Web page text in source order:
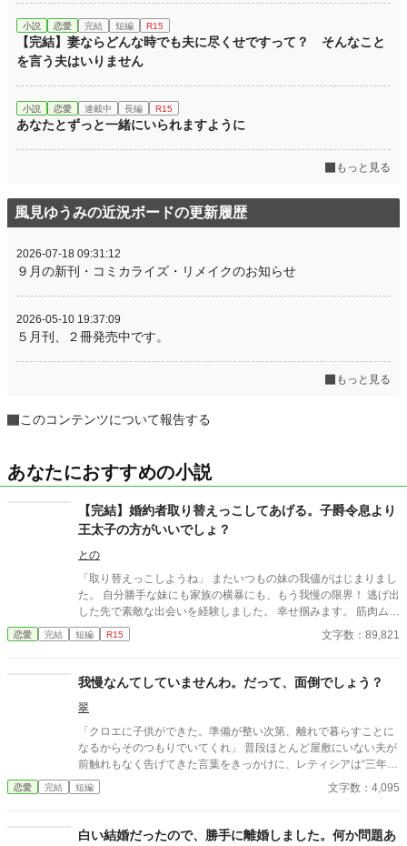
小説 恋愛 完結 短編 R15
【完結】妻ならどんな時でも夫に尽くせですって？ そんなこと
を言う夫はいりません
小説 恋愛 連載中 長編 R15
あなたとずっと一緒にいられますように
もっと見る
風見ゆうみの近況ボードの更新履歴
2026-07-18 09:31:12
９月の新刊・コミカライズ・リメイクのお知らせ
2026-05-10 19:37:09
５月刊、２冊発売中です。
もっと見る
このコンテンツについて報告する
あなたにおすすめの小説
【完結】婚約者取り替えっこしてあげる。子爵令息より
王太子の方がいいでしょ？
との
「取り替えっこしようね」 またいつもの妹の我儘がはじまりまし
た。 自分勝手な妹にも家族の横暴にも、もう我慢の限界！ 逃げ出
した先で素敵な出会いを経験しました。 幸せ掴みます。 筋肉ムキ
ムキのオネエ様から一言・・。 「可愛いは正義なの！」 ーーーー
ーー ゆるふわの中世ヨーロッパ、幻の国の設定です。 完結迄予約
恋愛 完結 短編 R15 文字数：89,821
我慢なんてしていませんわ。だって、面倒でしょう？
翠
「クロエに子供ができた。準備が整い次第、離れで暮らすことに
なるからそのつもりでいてくれ」 普段ほとんど屋敷にいない夫が
前触れもなく告げてきた言葉をきっかけに、レティシアは“三年
間”の契約を終わらせることにした。 赤の他人を屋敷に迎えるこ
とはしない。 不要なものに感情を砕く理由などない。 「だって、
切り捨ててしまいましょう。
恋愛 完結 短編 文字数：4,095
白い結婚だったので、勝手に離婚しました。何か問題あ